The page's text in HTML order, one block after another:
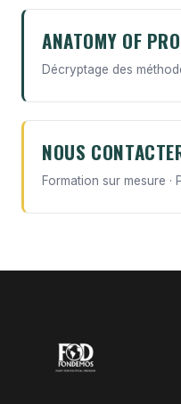
ANATOMY OF
Décryptage des
NOUS
Formation sur mesure ·